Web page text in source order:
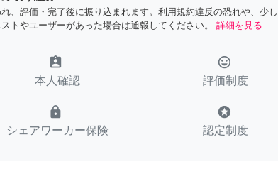
、評価・完了後に振り込まれます。利用規約違反の恐れや、少
トやユーザーがあった場合は通報してください。
詳細を見る
assignment_ind
本人確認
tag_faces
評価制度
lock
シェアワーカー保険
stars
認定制度